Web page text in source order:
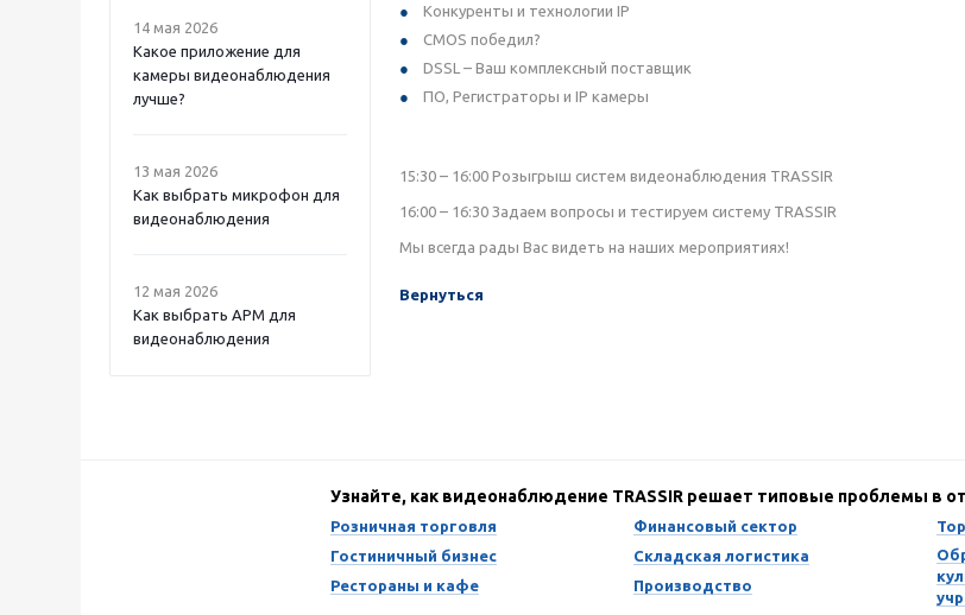
14 мая 2026
Какое приложение для
камеры видеонаблюдения
лучше?
13 мая 2026
Как выбрать микрофон для
видеонаблюдения
12 мая 2026
Как выбрать APM для
видеонаблюдения
Конкуренты и технологии IP
CMOS победил?
DSSL – Ваш комплексный поставщик
ПО, Регистраторы и IP камеры
15:30 – 16:00 Розыгрыш систем видеонаблюдения TRASSIR
16:00 – 16:30 Задаем вопросы и тестируем систему TRASSIR
Мы всегда рады Вас видеть на наших мероприятиях!
Вернуться
Узнайте, как видеонаблюдение TRASSIR решает типовые проблемы в
Розничная торговля
Гостиничный бизнес
Рестораны и кафе
Финансовый сектор
Складская логистика
Производство